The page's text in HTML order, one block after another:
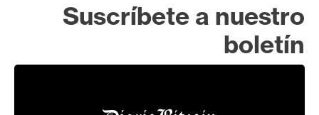
Suscríbete a nuestro
boletín